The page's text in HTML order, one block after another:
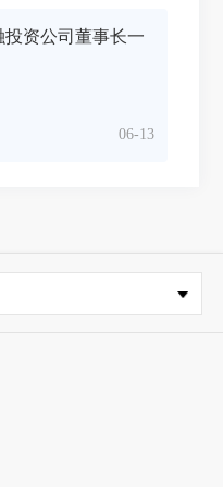
资公司董事长一
06-13